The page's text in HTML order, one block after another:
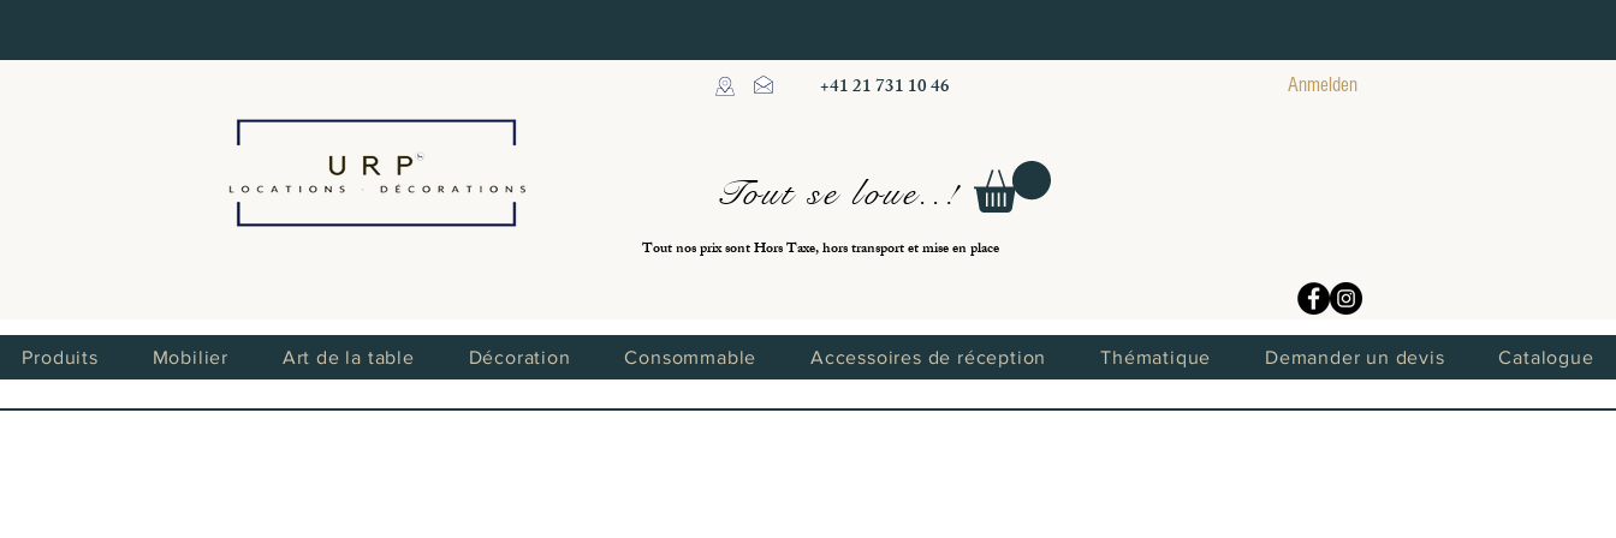
+41 21 731 10 46
Tout se loue..!
Anmelden
Tout nos prix sont Hors Taxe, hors transport et mise en place
Produits Mobilier Art de la table Décoration Consommable Accessoires de réception Thématique Demander un devis Catalogue